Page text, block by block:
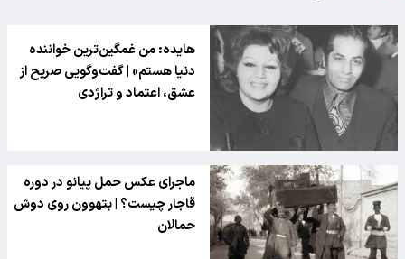
هایده: من غمگین‌ترین خواننده
دنیا هستم» | گفت‌وگویی صریح از
عشق، اعتماد و تراژدی
ماجرای عکس حمل پیانو در دوره
قاجار چیست؟ | بتهوون روی دوش
حمالان